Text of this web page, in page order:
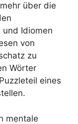
über die
und Idiomen
von
zu
Wörter
eines
mentale